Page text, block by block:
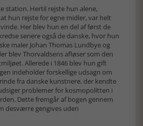
station. Hertil rejste hun alene,
hun rejste for egne midler, var helt
Her blev hun en del af først de
senere også de danske, hvor hun
maler Johan Thomas Lundbye og
blev Thorvaldsens afløser som den
Allerede i 1846 blev hun gift
indeholder forskellige udsagn om
fra danske kunstnere, der kendte
problemer for kosmopolitten i
Dette fremgår af bogen gennem
desværre gengives uden